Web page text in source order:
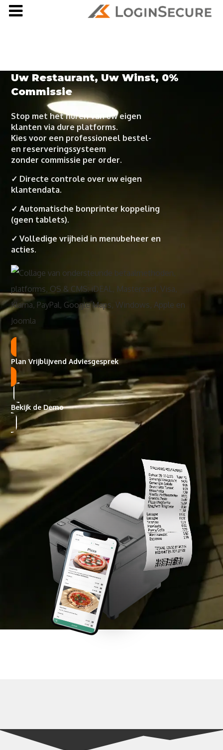
Uw Restaurant, Uw Winst, 0%
Commissie
Stop met het huren van uw eigen
klanten via dure platforms.
Kies voor een professioneel bestel-
en reserveringssysteem
zonder commissie per order.
✓ Directe controle over uw eigen
klantendata.
✓ Automatische bonprinter koppeling
(geen tablets).
✓ Volledige vrijheid in menubeheer en
acties.
Plan Vrijblijvend Adviesgesprek
Bekijk de Demo